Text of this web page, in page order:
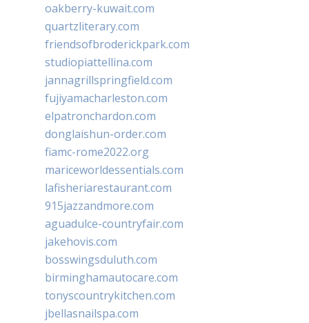
oakberry-kuwait.com
quartzliterary.com
friendsofbroderickpark.com
studiopiattellina.com
jannagrillspringfield.com
fujiyamacharleston.com
elpatronchardon.com
donglaishun-order.com
fiamc-rome2022.org
mariceworldessentials.com
lafisheriarestaurant.com
915jazzandmore.com
aguadulce-countryfair.com
jakehovis.com
bosswingsduluth.com
birminghamautocare.com
tonyscountrykitchen.com
jbellasnailspa.com